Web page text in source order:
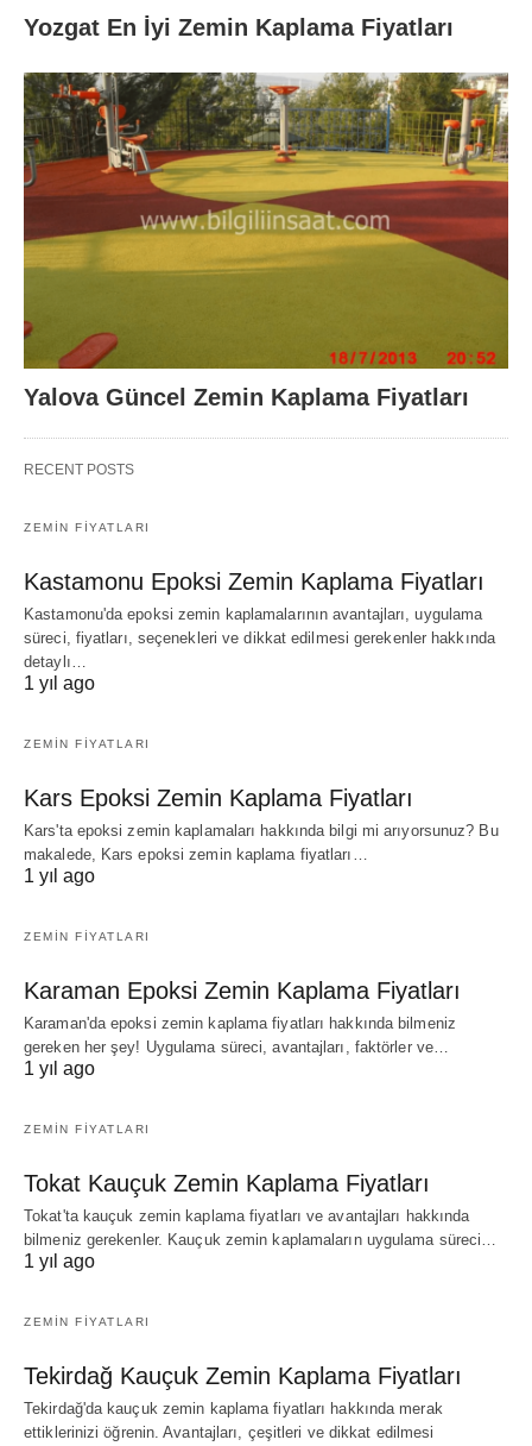
Yozgat En İyi Zemin Kaplama Fiyatları
Yalova Güncel Zemin Kaplama Fiyatları
RECENT POSTS
ZEMIN FIYATLARI
Kastamonu Epoksi Zemin Kaplama Fiyatları
Kastamonu'da epoksi zemin kaplamalarının avantajları, uygulama
süreci, fiyatları, seçenekleri ve dikkat edilmesi gerekenler hakkında
detaylı…
1 yıl ago
ZEMIN FIYATLARI
Kars Epoksi Zemin Kaplama Fiyatları
Kars'ta epoksi zemin kaplamaları hakkında bilgi mi arıyorsunuz? Bu
makalede, Kars epoksi zemin kaplama fiyatları…
1 yıl ago
ZEMIN FIYATLARI
Karaman Epoksi Zemin Kaplama Fiyatları
Karaman'da epoksi zemin kaplama fiyatları hakkında bilmeniz
gereken her şey! Uygulama süreci, avantajları, faktörler ve…
1 yıl ago
ZEMIN FIYATLARI
Tokat Kauçuk Zemin Kaplama Fiyatları
Tokat'ta kauçuk zemin kaplama fiyatları ve avantajları hakkında
bilmeniz gerekenler. Kauçuk zemin kaplamaların uygulama süreci…
1 yıl ago
ZEMIN FIYATLARI
Tekirdağ Kauçuk Zemin Kaplama Fiyatları
Tekirdağ'da kauçuk zemin kaplama fiyatları hakkında merak
ettiklerinizi öğrenin. Avantajları, çeşitleri ve dikkat edilmesi